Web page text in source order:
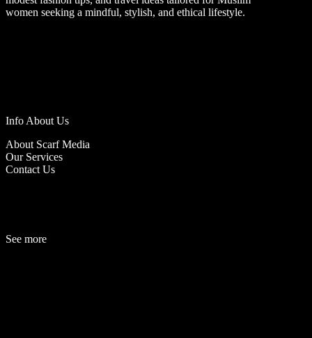
women seeking a mindful, stylish, and ethical lifestyle.
Info About Us
About Scarf Media
Our Services
Contact Us
See more